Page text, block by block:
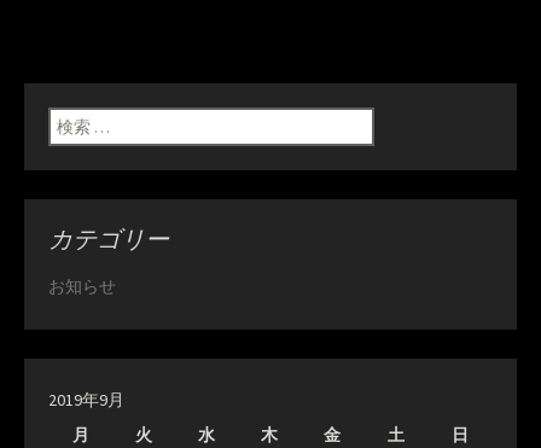
検索:
カテゴリー
お知らせ
2019年9月
月
火 水 木 金 土 日